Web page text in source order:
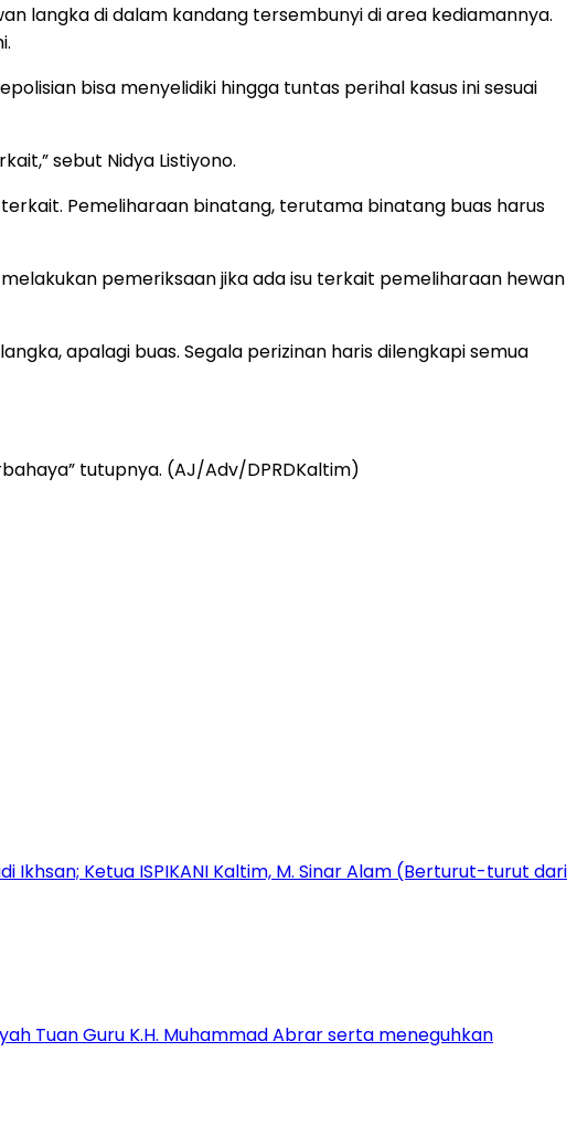
langka di dalam kandang tersembunyi di area kediamannya.
bisa menyelidiki hingga tuntas perihal kasus ini sesuai
sebut Nidya Listiyono.
Pemeliharaan binatang, terutama binatang buas harus
pemeriksaan jika ada isu terkait pemeliharaan hewan
apalagi buas. Segala perizinan haris dilengkapi semua
tutupnya. (AJ/Adv/DPRDKaltim)